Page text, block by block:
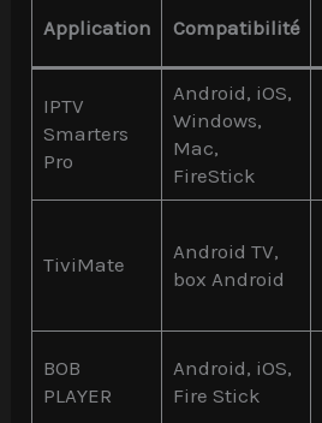
Application Compatibilité
IPTV
Smarters
Pro
Android, iOS,
Windows,
Mac,
FireStick
TiviMate
Android TV,
box Android
BOB
PLAYER
Android, iOS,
Fire Stick